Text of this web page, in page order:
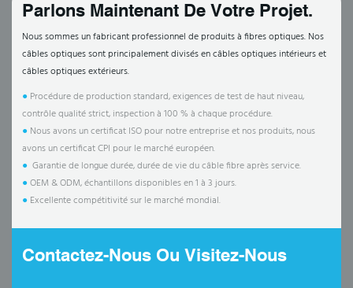
Parlons Maintenant De Votre Projet.
Nous sommes un fabricant professionnel de produits à fibres optiques. Nos
câbles optiques sont principalement divisés en câbles optiques intérieurs et
câbles optiques extérieurs.
● Procédure de production standard, exigences de test de haut niveau,
contrôle qualité strict, inspection à 100 % à chaque procédure.
● Nous avons un certificat ISO pour notre entreprise et nos produits, nous
avons un certificat CPI pour le marché européen.
● Garantie de longue durée, durée de vie du câble fibre après service.
●OEM & ODM, échantillons disponibles en 1 à 3 jours.
● Excellente compétitivité sur le marché mondial.
Contactez-Nous Ou Visitez-Nous